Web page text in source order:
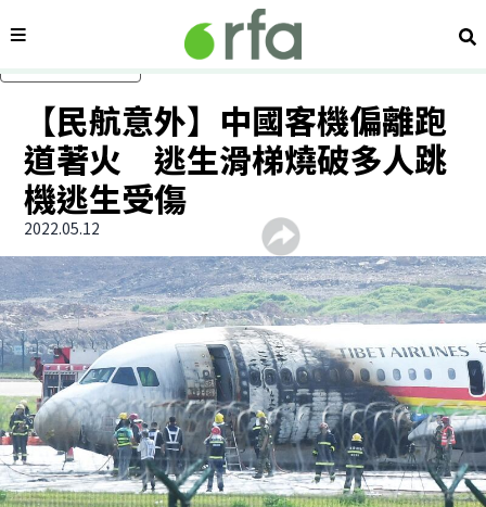
內容分類 搜
【民航意外】中國客機偏離跑
道著火 逃生滑梯燒破多人跳
機逃生受傷
2022.05.12